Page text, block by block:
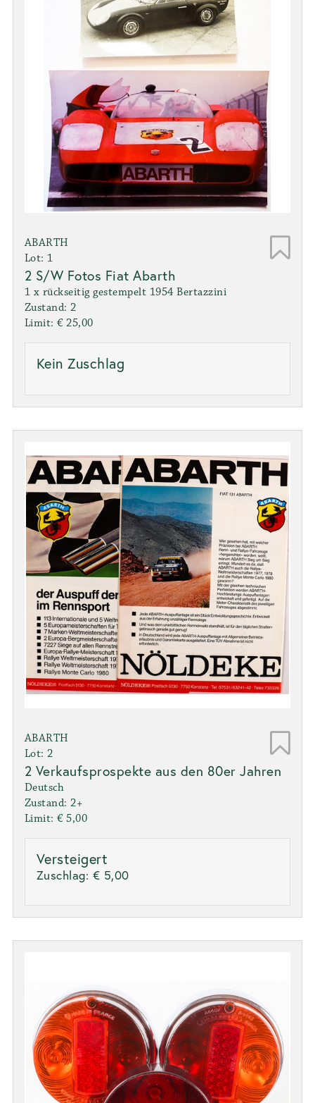
ABARTH
Lot: 1
2 S/W Fotos Fiat Abarth
1 x rückseitig gestempelt 1954 Bertazzini
Zustand: 2
Limit: € 25,00
Kein Zuschlag
ABARTH
Lot: 2
2 Verkaufsprospekte aus den 80er Jahren
Deutsch
Zustand: 2+
Limit: € 5,00
Versteigert
Zuschlag: € 5,00